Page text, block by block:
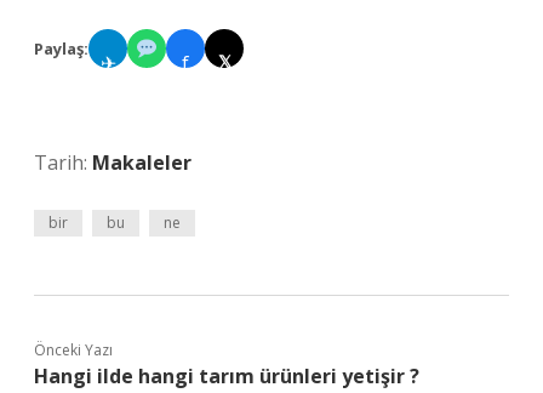
Paylaş:
✈ f 𝕏
Tarih: Makaleler
bir bu ne
Önceki Yazı
Hangi ilde hangi tarım ürünleri yetişir ?